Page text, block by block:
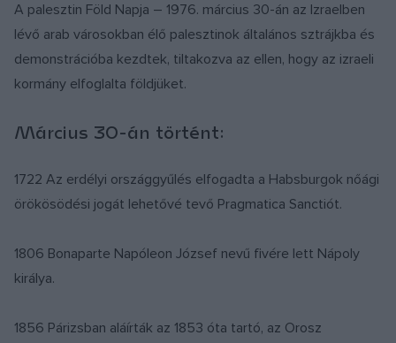
A palesztin Föld Napja – 1976. március 30-án az Izraelben
lévő arab városokban élő palesztinok általános sztrájkba és
demonstrációba kezdtek, tiltakozva az ellen, hogy az izraeli
kormány elfoglalta földjüket.
Március 30-án történt:
1722 Az erdélyi országgyűlés elfogadta a Habsburgok nőági
örökösödési jogát lehetővé tevő Pragmatica Sanctiót.
1806 Bonaparte Napóleon József nevű fivére lett Nápoly
királya.
1856 Párizsban aláírták az 1853 óta tartó, az Orosz